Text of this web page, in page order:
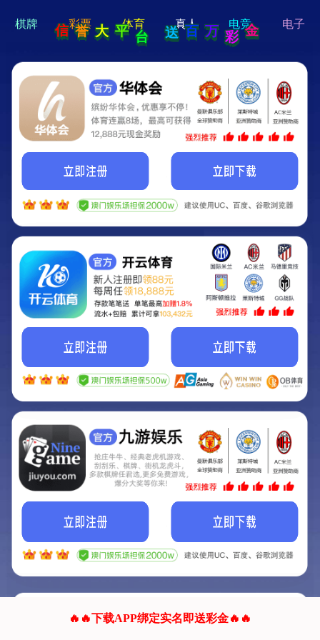
hello 宝贝
Hey Guys!
我们即将上线啦...
我们的网站正在建设.
它将是非常棒的网站.
联系我们!